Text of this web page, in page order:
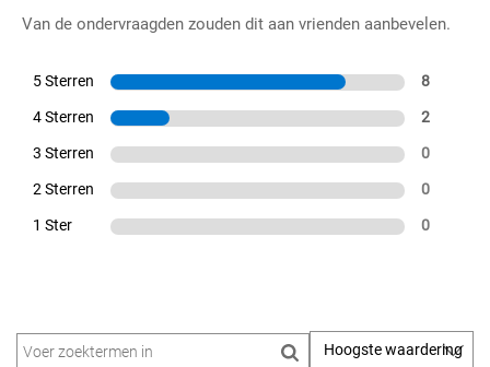
Van de ondervraagden zouden dit aan vrienden aanbevelen.
5 Sterren 8
4 Sterren 2
3 Sterren 0
2 Sterren 0
1 Ster 0